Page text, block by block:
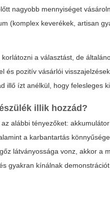
nagyobb mennyiséget
(komplex keverékek, artisan
a választást, de
és pozitív vásárlói
illő ízt anélkül, hogy felesleges
illik hozzád?
alábbi tényezőket:
a karbantartás
látványossága vonz, akkor a
gyakran kínálnak